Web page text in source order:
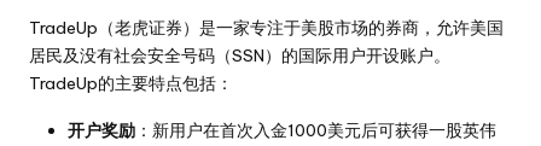
TradeUp（老虎证券）是一家专注于美股市场的券商，允许美国
居民及没有社会安全号码（SSN）的国际用户开设账户。
TradeUp的主要特点包括：
开户奖励 ：新用户在首次入金1000美元后可获得一股英伟